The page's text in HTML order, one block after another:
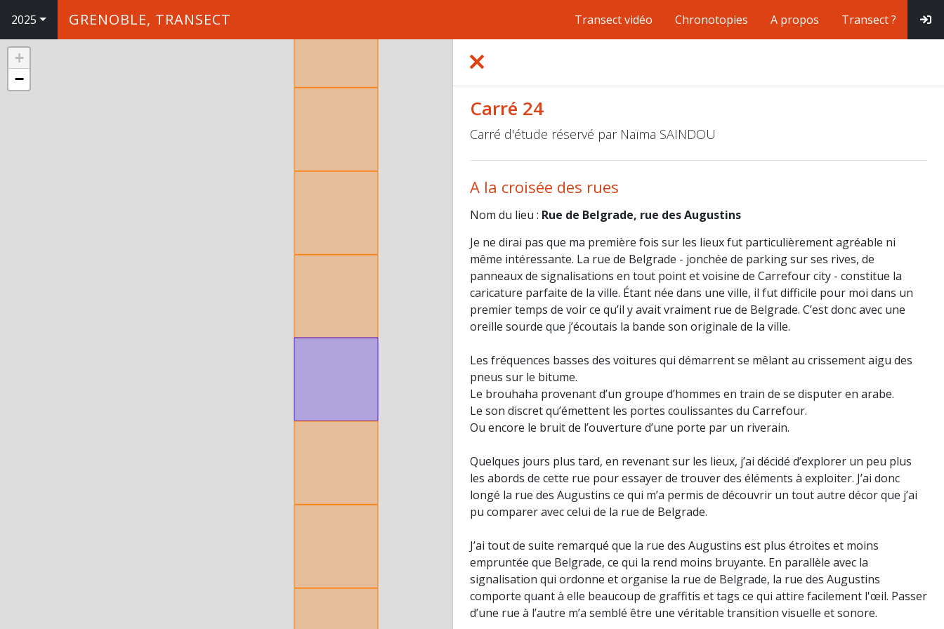
2025 GRENOBLE, TRANSECT Transect vidéo Chronotopies A propos Transect ?
+
−
Carré 24
Carré d'étude réservé par Naïma SAINDOU
A la croisée des rues
Nom du lieu : Rue de Belgrade, rue des Augustins
Je ne dirai pas que ma première fois sur les lieux fut particulièrement agréable ni
même intéressante. La rue de Belgrade - jonchée de parking sur ses rives, de
panneaux de signalisations en tout point et voisine de Carrefour city - constitue la
caricature parfaite de la ville. Étant née dans une ville, il fut difficile pour moi dans un
premier temps de voir ce qu’il y avait vraiment rue de Belgrade. C’est donc avec une
oreille sourde que j’écoutais la bande son originale de la ville.
Les fréquences basses des voitures qui démarrent se mêlant au crissement aigu des
pneus sur le bitume.
Le brouhaha provenant d’un groupe d’hommes en train de se disputer en arabe.
Le son discret qu’émettent les portes coulissantes du Carrefour.
Ou encore le bruit de l’ouverture d’une porte par un riverain.
Quelques jours plus tard, en revenant sur les lieux, j’ai décidé d’explorer un peu plus
les abords de cette rue pour essayer de trouver des éléments à exploiter. J’ai donc
longé la rue des Augustins ce qui m’a permis de découvrir un tout autre décor que j’ai
pu comparer avec celui de la rue de Belgrade.
J’ai tout de suite remarqué que la rue des Augustins est plus étroites et moins
empruntée que Belgrade, ce qui la rend moins bruyante. En parallèle avec la
signalisation qui ordonne et organise la rue de Belgrade, la rue des Augustins
comporte quant à elle beaucoup de graffitis et tags ce qui attire facilement l'œil. Passer
d’une rue à l’autre m’a semblé être une véritable transition visuelle et sonore.